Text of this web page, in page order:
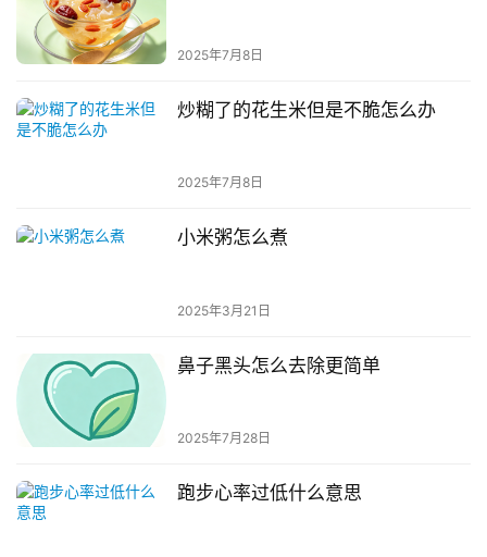
2025年7月8日
炒糊了的花生米但是不脆怎么办
2025年7月8日
小米粥怎么煮
2025年3月21日
鼻子黑头怎么去除更简单
2025年7月28日
跑步心率过低什么意思